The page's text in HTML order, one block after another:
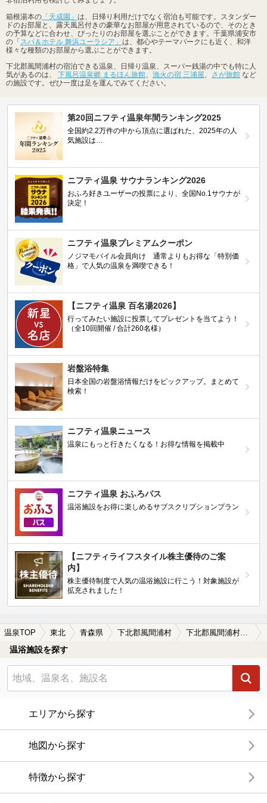
箱根湯本の 「天成園」 は、日帰り利用だけでなく宿泊も可能です。スタンダー
ドのお部屋と、露天風呂付きの豪華なお部屋が用意されているので、そのとき
の予算などに合わせ、ぴったりのお部屋を選ぶことができます。千葉県浦安市
の「 スパ＆ホテル 舞浜ユーラシア」 は、都心やテーマパークにも近く、和洋
様々な種類のお部屋から選ぶことができます。
下北郡風間浦村の宿泊できる温泉、日帰り温泉、スーパー銭湯の中でも特に人
気があるのは、 下風呂温泉郷 まるほん旅館 漁火の宿 三浦屋 さが旅館 など
の施設です。ぜひ一度は足を運んでみてください。
第20回ニフティ温泉年間ランキング2025
全国約2.2万件の中から頂点に選ばれた、2025年の人
気施設は…
ニフティ温泉 サウナランキング2026
おふろ好きユーザーの投票により、全国No.1サウナが
決定！
ニフティ温泉プレミアムクーポン
ノジマモバイル会員向け 通常よりもお得な「特別価
格」で人気の温泉を満喫できる！
【ニフティ温泉 百名湯2026】
行ってみたい施設に投票してプレゼントを当てよう！
（全10回開催 / 合計260名様）
岩盤浴特集
日本全国の岩盤浴情報だけをピックアップ。まとめて
検索！
ニフティ温泉ニュース
温泉にもっと行きたくなる！お得な情報を掲載中
ニフティ温泉 おふろパス
温浴施設をお得に楽しめるサブスクリプションプラン
【ニフティライフスタイル株主優待のご案
内】
株主優待制度で人気の温浴施設に行こう！対象施設が
拡充されました！
温泉TOP 東北 青森県 下北郡風間浦村 下北郡風間浦村の温泉宿・温泉旅館・ホテルおすすめ(2026年版)
温浴施設を探す
エリアから探す
地図から探す
特徴から探す